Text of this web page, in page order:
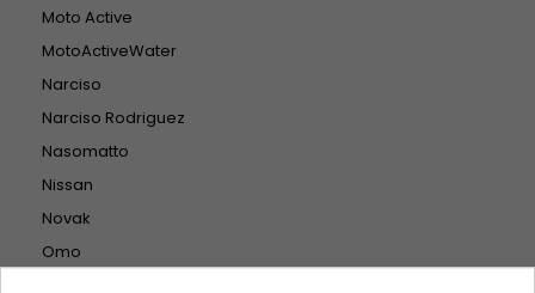
Moto Active
MotoActiveWater
Narciso
Narciso Rodriguez
Nasomatto
Nissan
Novak
Omo